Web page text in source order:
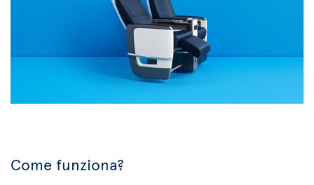
Come funziona?